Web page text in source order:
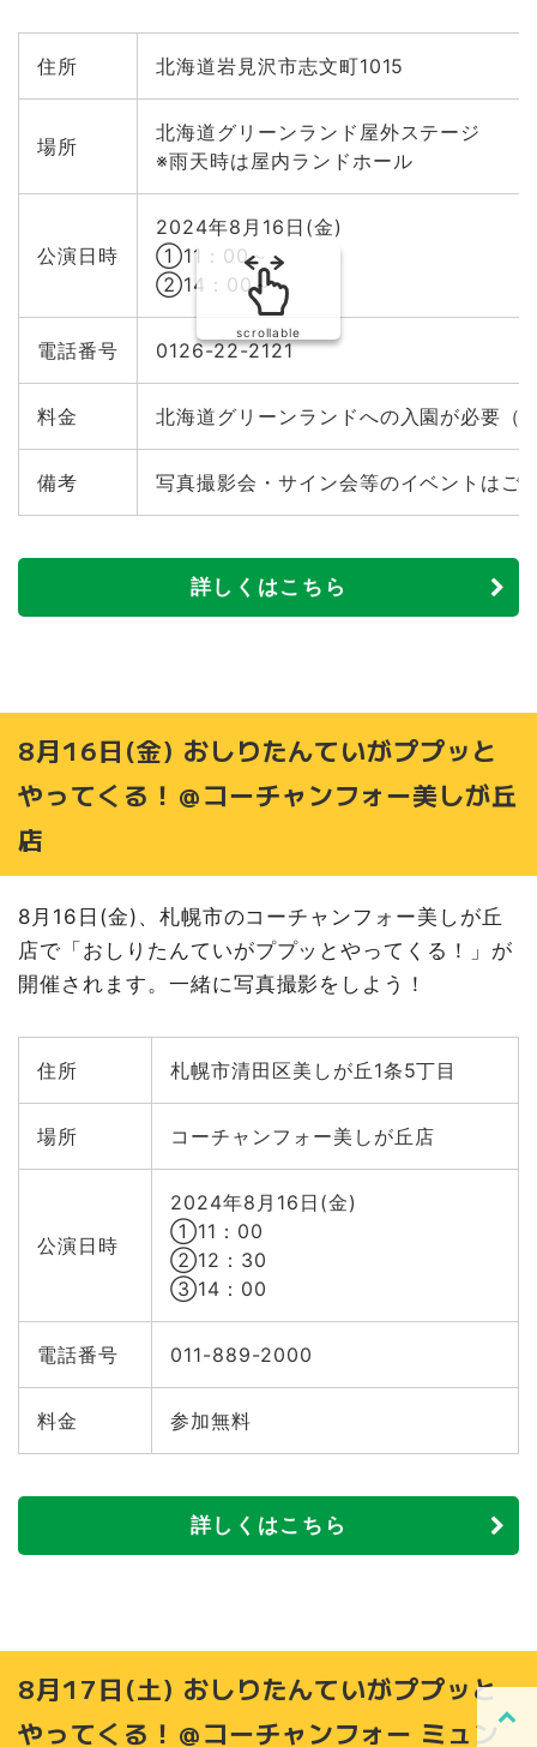
住所 北海道岩見沢市志文町1015
場所
北海道グリーンランド屋外ステージ
※雨天時は屋内ランドホール
公演日時
2024年8月16日(金)
①11：00～
②14：00～
電話番号 0126-22-2121
料金 北海道グリーンランドへの入園が必要（
備考 写真撮影会・サイン会等のイベントはご
scrollable
詳しくはこちら
8月16日(金) おしりたんていがププッと
やってくる！＠コーチャンフォー美しが丘
店
8月16日(金)、札幌市のコーチャンフォー美しが丘
店で「おしりたんていがププッとやってくる！」が
開催されます。一緒に写真撮影をしよう！
住所 札幌市清田区美しが丘1条5丁目
場所 コーチャンフォー美しが丘店
公演日時
2024年8月16日(金)
①11：00
②12：30
③14：00
電話番号 011-889-2000
料金 参加無料
詳しくはこちら
8月17日(土) おしりたんていがププッと
やってくる！＠コーチャンフォー ミュン